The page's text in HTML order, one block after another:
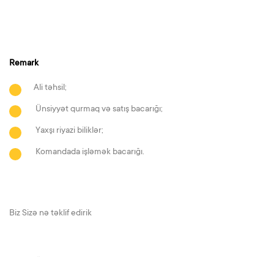
Remark
Ali təhsil;
Ünsiyyət qurmaq və satış bacarığı;
Yaxşı riyazi biliklər;
Komandada işləmək bacarığı.
Biz Sizə nə təklif edirik